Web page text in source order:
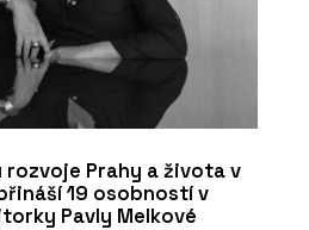
Prahy a života v
19 osobností v
Pavly Melkové